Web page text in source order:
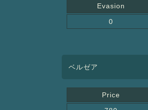
Evasion
0
ベルゼア
Price